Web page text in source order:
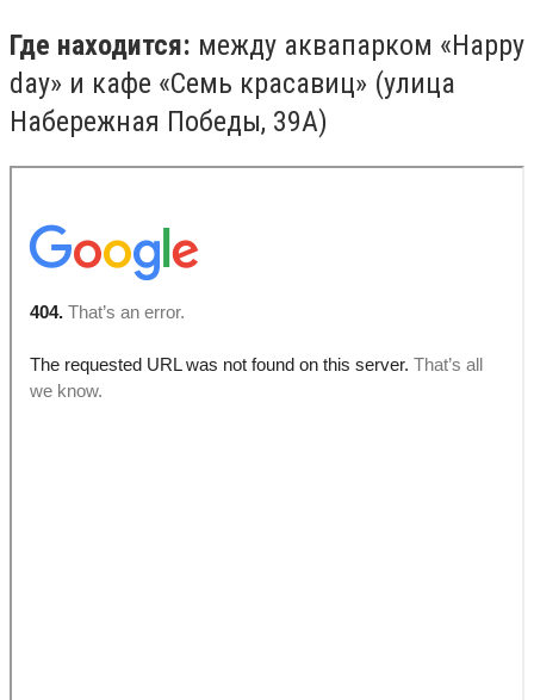
Где находится: между аквапарком «Happy
day» и кафе «Семь красавиц» (улица
Набережная Победы, 39А)